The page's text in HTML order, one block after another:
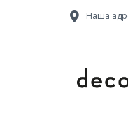
Наша